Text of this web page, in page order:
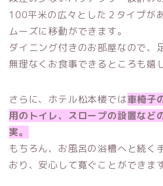
100平米の広々とした２タイプが
ムーズに移動ができます。
ダイニング付きのお部屋なので、
無理なくお食事できるところも嬉
さらに、ホテル松本楼では車椅子
用のトイレ、スロープの設置など
実。
もちろん、お風呂の浴槽へと続く
おり、安心して寛ぐことができます